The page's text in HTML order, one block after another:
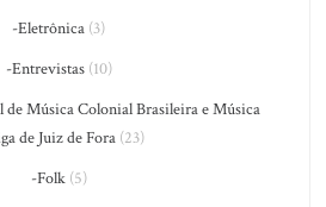
-Eletrônica (3)
-Entrevistas(10)
de Música Colonial Brasileira e Música
de Juiz de Fora (23)
-Folk(5)